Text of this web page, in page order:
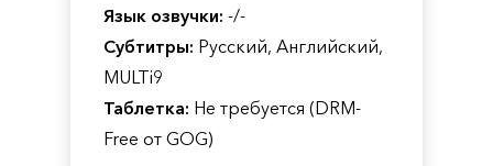
Язык озвучки: -/-
Субтитры: Русский, Английский,
MULTi9
Таблетка: Не требуется (DRM-
Free от GOG)